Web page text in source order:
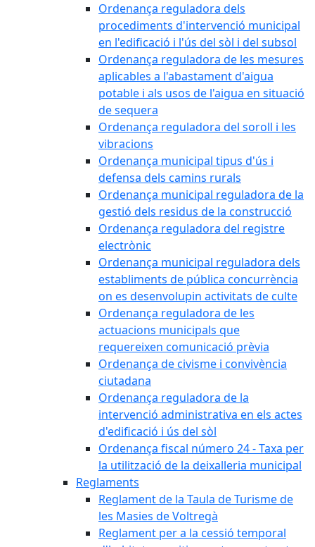
Ordenança reguladora dels
procediments d'intervenció municipal
en l'edificació i l'ús del sòl i del subsol
Ordenança reguladora de les mesures
aplicables a l'abastament d'aigua
potable i als usos de l'aigua en situació
de sequera
Ordenança reguladora del soroll i les
vibracions
Ordenança municipal tipus d'ús i
defensa dels camins rurals
Ordenança municipal reguladora de la
gestió dels residus de la construcció
Ordenança reguladora del registre
electrònic
Ordenança municipal reguladora dels
establiments de pública concurrència
on es desenvolupin activitats de culte
Ordenança reguladora de les
actuacions municipals que
requereixen comunicació prèvia
Ordenança de civisme i convivència
ciutadana
Ordenança reguladora de la
intervenció administrativa en els actes
d'edificació i ús del sòl
Ordenança fiscal número 24 - Taxa per
la utilització de la deixalleria municipal
Reglaments
Reglament de la Taula de Turisme de
les Masies de Voltregà
Reglament per a la cessió temporal